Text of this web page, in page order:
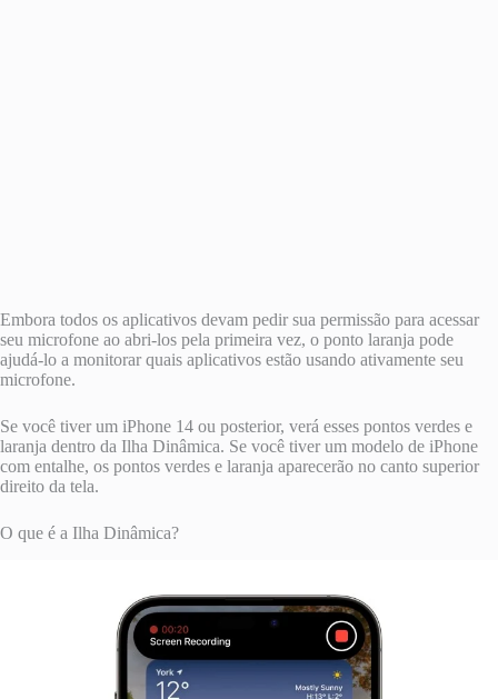
Embora todos os aplicativos devam pedir sua permissão para acessar
seu microfone ao abri-los pela primeira vez, o ponto laranja pode
ajudá-lo a monitorar quais aplicativos estão usando ativamente seu
microfone.
Se você tiver um iPhone 14 ou posterior, verá esses pontos verdes e
laranja dentro da Ilha Dinâmica. Se você tiver um modelo de iPhone
com entalhe, os pontos verdes e laranja aparecerão no canto superior
direito da tela.
O que é a Ilha Dinâmica?